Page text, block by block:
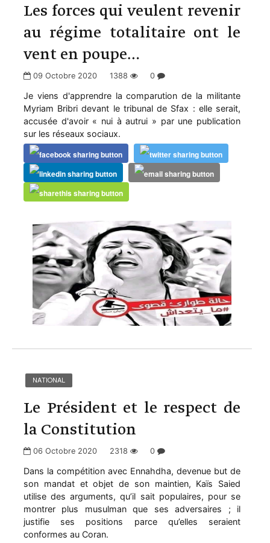
Les forces qui veulent revenir
au régime totalitaire ont le
vent en poupe…
09 Octobre 2020 1388 0
Je viens d'apprendre la comparution de la militante
Myriam Bribri devant le tribunal de Sfax : elle serait,
accusée d'avoir « nui à autrui » par une publication
sur les réseaux sociaux.
NATIONAL
Le Président et le respect de
la Constitution
06 Octobre 2020 2318 0
Dans la compétition avec Ennahdha, devenue but de
son mandat et objet de son maintien, Kaïs Saied
utilise des arguments, qu’il sait populaires, pour se
montrer plus musulman que ses adversaires ; il
justifie ses positions parce qu’elles seraient
conformes au Coran.